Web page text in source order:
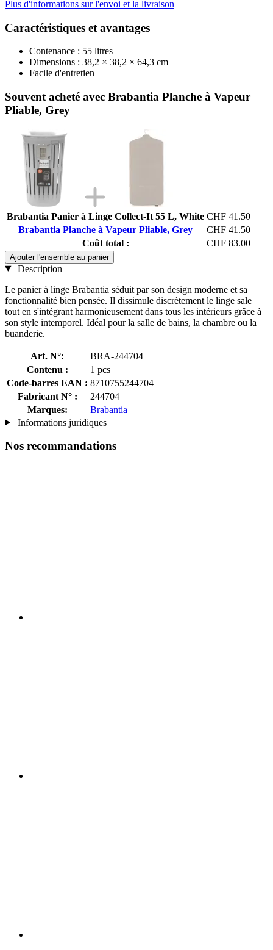
Plus d'informations sur l'envoi et la livraison
Caractéristiques et avantages
Contenance : 55 litres
Dimensions : 38,2 × 38,2 × 64,3 cm
Facile d'entretien
Souvent acheté avec Brabantia Planche à Vapeur
Pliable, Grey
Brabantia Panier à Linge Collect-It 55 L, White CHF 41.50
Brabantia Planche à Vapeur Pliable, Grey
CHF 41.50
Coût total :
CHF 83.00
Ajouter l'ensemble au panier
Description
Le panier à linge Brabantia séduit par son design moderne et sa
fonctionnalité bien pensée. Il dissimule discrètement le linge sale
tout en s'intégrant harmonieusement dans tous les intérieurs grâce à
son style intemporel. Idéal pour la salle de bains, la chambre ou la
buanderie.
Art. N°:
BRA-244704
Contenu :
1 pcs
Code-barres EAN : 8710755244704
Fabricant N° :
244704
Marques:
Brabantia
Informations juridiques
Nos recommandations